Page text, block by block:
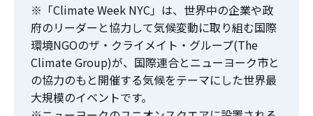
※「Climate Week NYC」は、世界中の企業や政
府のリーダーと協力して気候変動に取り組む国際
環境NGOのザ・クライメイト・グループ(The
Climate Group)が、国際連合とニューヨーク市と
の協力のもと開催する気候をテーマにした世界最
大規模のイベントです。